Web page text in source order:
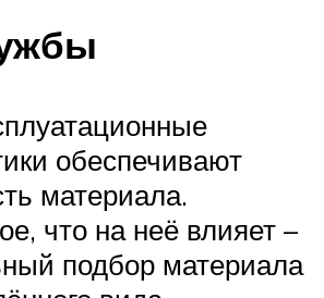
обеспечивают
материала.
что на неё влияет –
подбор материала